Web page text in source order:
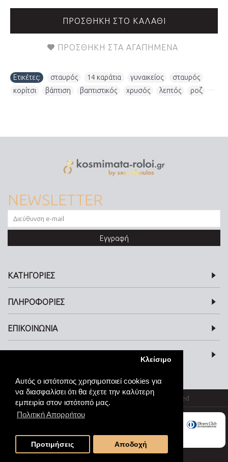
Αυτός ο ιστότοπος χρησιμοποιεί cookies για
να διασφαλίσει ότι θα έχετε την καλύτερη
εμπειρία στον ιστότοπό μας.
Πολιτική Απορρήτου
Κλείσιμο
Προτιμήσεις Αποδοχή
ΠΡΟΣΘΉΚΗ ΣΤΟ ΚΑΛΆΘΙ
ΠΡΟΣΘΉΚΗ ΣΤΑ ΑΓΑΠΗΜΈΝΑ
Ετικέτες: σταυρός 14 καράτια γυναικείος σταυρός
κορίτσι
βάπτιση βαπτιστικός χρυσός λεπτός ροζ
NEWSLETTER
Εγγραφή
ΚΑΤΗΓΟΡΙΕΣ
ΠΛΗΡΟΦΟΡΙΕΣ
ΕΠΙΚΟΙΝΩΝΙΑ
© kosmimata-roloi.gr Jewellery. All rights reserved